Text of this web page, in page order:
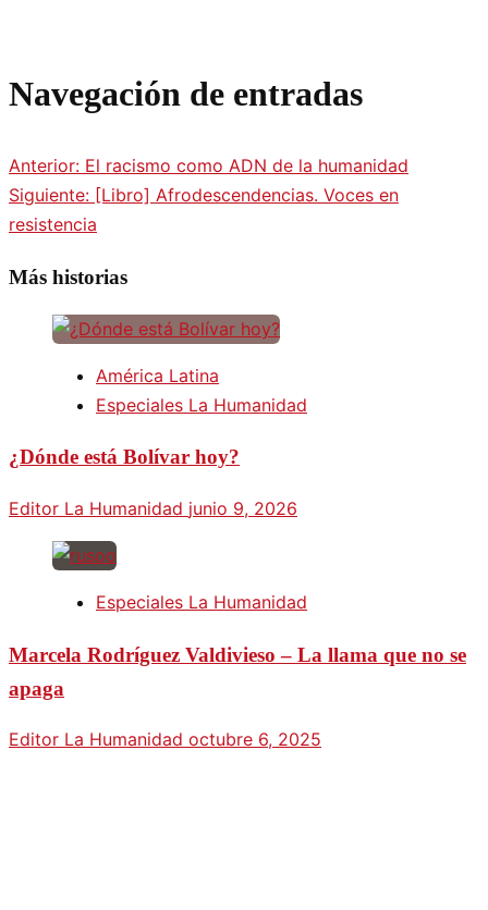
Navegación de entradas
Anterior: El racismo como ADN de la humanidad
Siguiente: [Libro] Afrodescendencias. Voces en
resistencia
Más historias
América Latina
Especiales La Humanidad
¿Dónde está Bolívar hoy?
Editor La Humanidad junio 9, 2026
Especiales La Humanidad
Marcela Rodríguez Valdivieso – La llama que no se
apaga
Editor La Humanidad octubre 6, 2025